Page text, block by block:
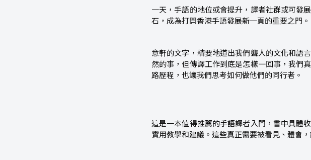
一天，手語的地位或會提升，譯者社群或可發
石，成為打開香港手語發展新一頁的重要之門。
意軒的文字，精要地道出我們聾人的文化和語
然的事，但傳譯工作到底是怎樣一回事，我們
路歷程，也讓我們思考如何做他們的同行者。
這是一本值得推薦的手語譯者入門，書中具體
實用教學和建議。這些真正需要被看見、體會